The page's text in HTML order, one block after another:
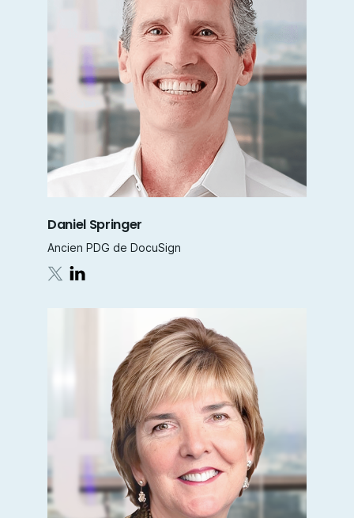
Daniel Springer
Ancien PDG de DocuSign